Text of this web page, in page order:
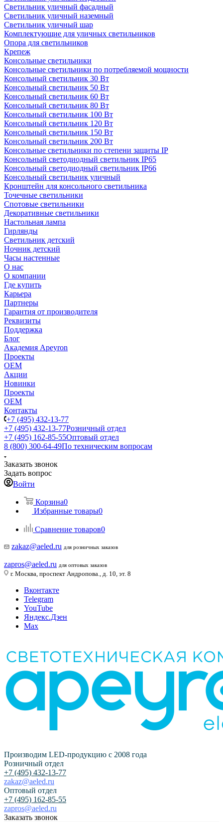
Светильник уличный фасадный
Светильник уличный наземный
Cветильник уличный шар
Комплектующие для уличных светильников
Опора для светильников
Крепеж
Консольные светильники
Консольные светильники по потребляемой мощности
Консольный светильник 30 Вт
Консольный светильник 50 Вт
Консольный светильник 60 Вт
Консольный светильник 80 Вт
Консольный светильник 100 Вт
Консольный светильник 120 Вт
Консольный светильник 150 Вт
Консольный светильник 200 Вт
Консольные светильники по степени защиты IP
Консольный светодиодный светильник IP65
Консольный светодиодный светильник IP66
Консольный светильник уличный
Кронштейн для консольного светильника
Точечные светильники
Спотовые светильники
Декоративные светильники
Настольная лампа
Гирлянды
Светильник детский
Ночник детский
Часы настенные
О нас
О компании
Где купить
Карьера
Партнеры
Гарантия от производителя
Реквизиты
Поддержка
Блог
Академия Apeyron
Проекты
ОЕМ
Акции
Новинки
Проекты
ОЕМ
Контакты
+7 (495) 432-13-77
+7 (495) 432-13-77Розничный отдел
+7 (495) 162-85-55Оптовый отдел
8 (800) 300-64-49По техническим вопросам
Заказать звонок
Задать вопрос
Войти
Корзина0
Избранные товары0
Сравнение товаров0
zakaz@aeled.ru для розничных заказов
zapros@aeled.ru для оптовых заказов
г. Москва, проспект Андропова., д. 10, эт. 8
Вконтакте
Telegram
YouTube
Яндекс.Дзен
Max
Производим LED-продукцию с 2008 года
Розничный отдел
+7 (495) 432-13-77
zakaz@aeled.ru
Оптовый отдел
+7 (495) 162-85-55
zapros@aeled.ru
Заказать звонок